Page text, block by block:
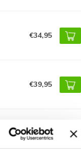
€34,95
€39,95
€27,95